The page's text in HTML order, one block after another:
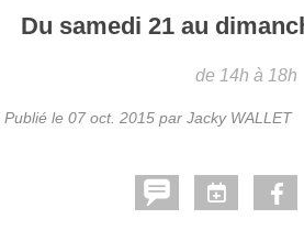
Du samedi 21 au
de 14h à 18h
Publié le 07 oct. 2015 par Jacky WALLET